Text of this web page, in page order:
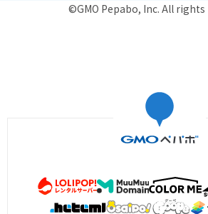
©GMO Pepabo, Inc. All rights